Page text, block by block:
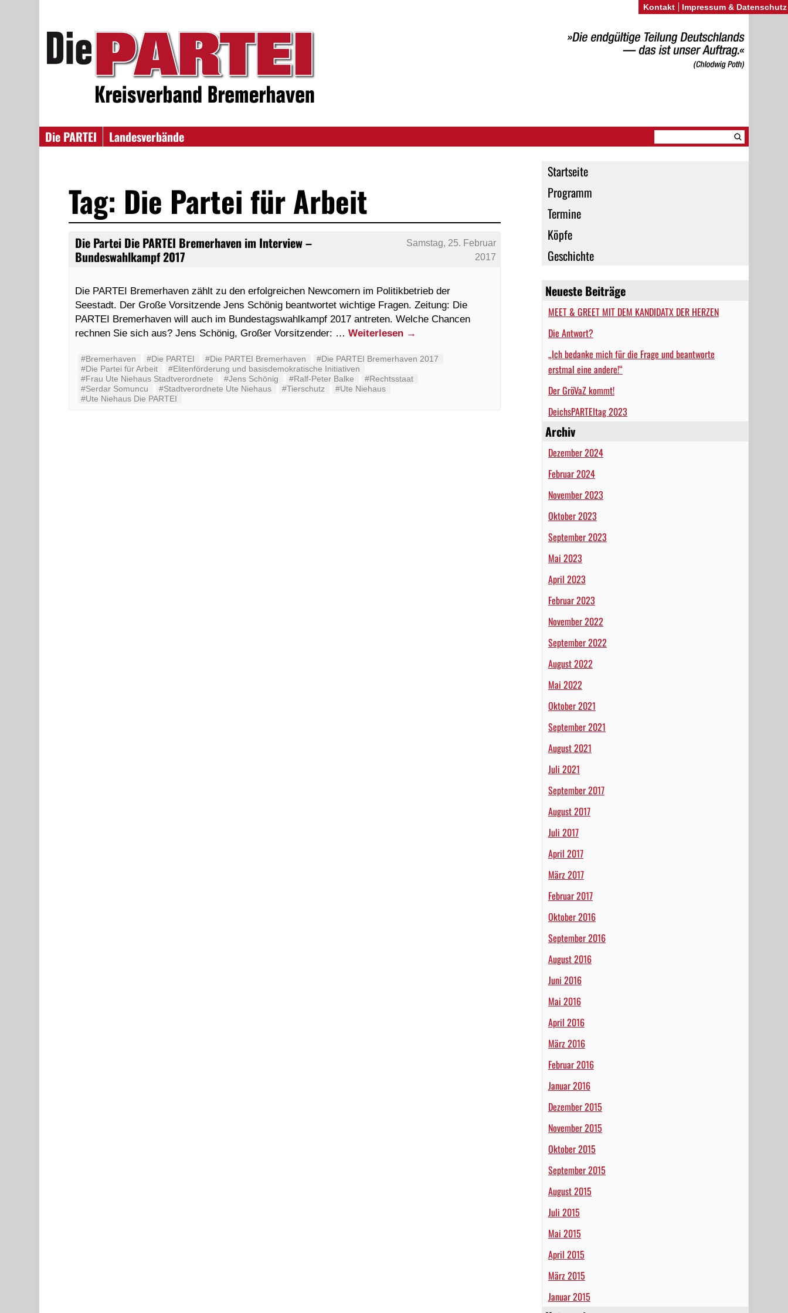
Die PARTEI
Landesverbände
Startseite
Programm
Termine
Köpfe
Geschichte
Neueste Beiträge
MEET & GREET MIT DEM KANDIDATX DER HERZEN
Die Antwort?
„Ich bedanke mich für die Frage und beantworte
erstmal eine andere!“
Der GröVaZ kommt!
DeichsPARTEItag 2023
Archiv
Dezember 2024
Februar 2024
November 2023
Oktober 2023
September 2023
Mai 2023
April 2023
Februar 2023
November 2022
September 2022
August 2022
Mai 2022
Oktober 2021
September 2021
August 2021
Juli 2021
September 2017
August 2017
Juli 2017
April 2017
März 2017
Februar 2017
Oktober 2016
September 2016
August 2016
Juni 2016
Mai 2016
April 2016
März 2016
Februar 2016
Januar 2016
Dezember 2015
November 2015
Oktober 2015
September 2015
August 2015
Juli 2015
Mai 2015
April 2015
März 2015
Januar 2015
Tag: Die Partei für Arbeit
Die Partei Die PARTEI Bremerhaven im Interview –
Bundeswahlkampf 2017
Samstag, 25. Februar
2017
Die PARTEI Bremerhaven zählt zu den erfolgreichen Newcomern im Politikbetrieb der
Seestadt. Der Große Vorsitzende Jens Schönig beantwortet wichtige Fragen. Zeitung: Die
PARTEI Bremerhaven will auch im Bundestagswahlkampf 2017 antreten. Welche Chancen
rechnen Sie sich aus? Jens Schönig, Großer Vorsitzender: …Weiterlesen →
#Bremerhaven #‬‪Die PARTEI‬ #Die PARTEI Bremerhaven
#Die PARTEI Bremerhaven 2017
#Die Partei für Arbeit
#Elitenförderung und basisdemokratische Initiativen
#Frau Ute Niehaus Stadtverordnete
#Jens Schönig #Ralf-Peter Balke
#Rechtsstaat
#Serdar Somuncu
#Stadtverordnete Ute Niehaus #Tierschutz
#Ute Niehaus‬
#Ute Niehaus Die PARTEI
Kontakt Impressum & Datenschutz